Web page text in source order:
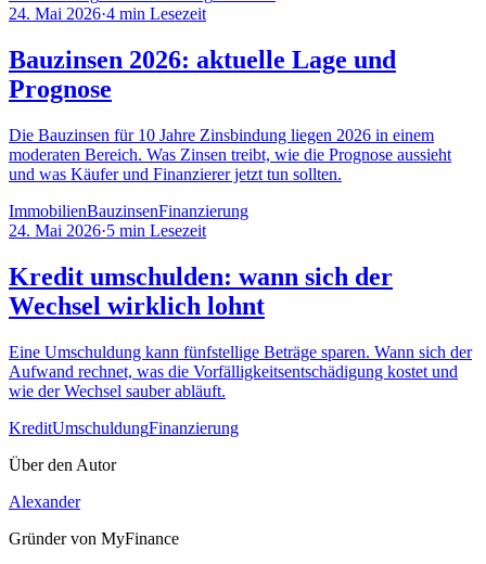
24. Mai 2026·4 min Lesezeit
Bauzinsen 2026: aktuelle Lage und
Prognose
Die Bauzinsen für 10 Jahre Zinsbindung liegen 2026 in einem
moderaten Bereich. Was Zinsen treibt, wie die Prognose aussieht
und was Käufer und Finanzierer jetzt tun sollten.
ImmobilienBauzinsenFinanzierung
24. Mai 2026·5 min Lesezeit
Kredit umschulden: wann sich der
Wechsel wirklich lohnt
Eine Umschuldung kann fünfstellige Beträge sparen. Wann sich der
Aufwand rechnet, was die Vorfälligkeitsentschädigung kostet und
wie der Wechsel sauber abläuft.
KreditUmschuldungFinanzierung
Über den Autor
Alexander
Gründer von MyFinance